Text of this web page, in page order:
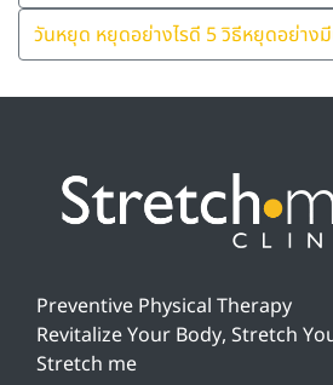
วันหยุด หยุดอย่างไรดี 5 วิธีหยุดอย่าง
Preventive Physical Therapy
Revitalize Your Body, Stretch
Stretch me